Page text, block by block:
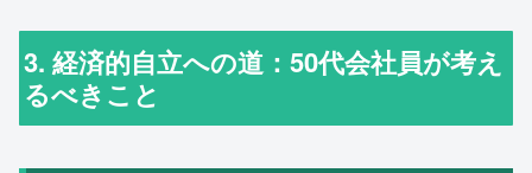
3. 経済的自立への道：50代会社員が考え
るべきこと